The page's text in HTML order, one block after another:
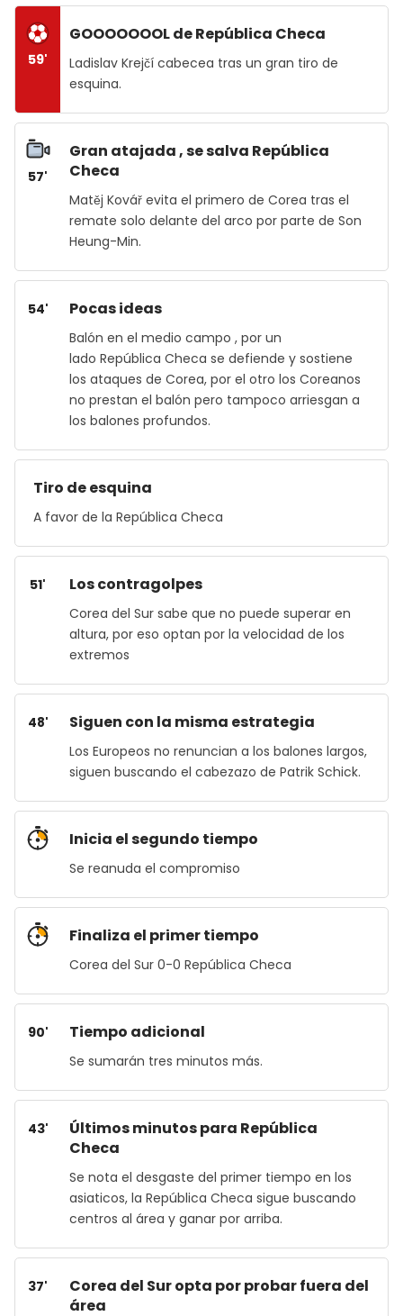
59'
GOOOOOOOL de República Checa
Ladislav Krejčí cabecea tras un gran tiro de
esquina.
57'
Gran atajada , se salva República
Checa
Matěj Kovář evita el primero de Corea tras el
remate solo delante del arco por parte de Son
Heung-Min.
54' Pocas ideas
Balón en el medio campo , por un
lado República Checa se defiende y sostiene
los ataques de Corea, por el otro los Coreanos
no prestan el balón pero tampoco arriesgan a
los balones profundos.
Tiro de esquina
A favor de la República Checa
51' Los contragolpes
Corea del Sur sabe que no puede superar en
altura, por eso optan por la velocidad de los
extremos
48' Siguen con la misma estrategia
Los Europeos no renuncian a los balones largos,
siguen buscando el cabezazo de Patrik Schick.
Inicia el segundo tiempo
Se reanuda el compromiso
Finaliza el primer tiempo
Corea del Sur 0-0 República Checa
90' Tiempo adicional
Se sumarán tres minutos más.
43'
Últimos minutos para República
Checa
Se nota el desgaste del primer tiempo en los
asiaticos, la República Checa sigue buscando
centros al área y ganar por arriba.
37'
Corea del Sur opta por probar fuera del
área